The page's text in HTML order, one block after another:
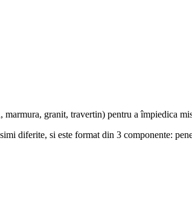
granit, travertin) pentru a împiedica
diferite, si este format din 3 componente: